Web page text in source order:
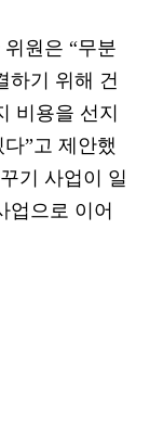
원은 “무분
하기 위해 건
비용을 선지
”고 제안했
기 사업이 일
업으로 이어